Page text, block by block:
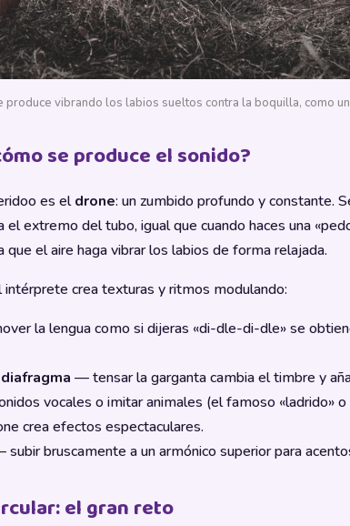
produce vibrando los labios sueltos contra la boquilla, como
se produce el sonido?
es eldrone: un zumbido profundo y constante.
el extremo del tubo, igual que cuando haces una
que el aire haga vibrar los labios de forma relajada.
crea texturas y ritmos modulando:
la lengua como si dijeras «di-dle-di-dle» se
— tensar la garganta cambia el timbre y
vocales o imitar animales (el famoso «ladrido»
crea efectos espectaculares.
subir bruscamente a un armónico superior para
el gran reto